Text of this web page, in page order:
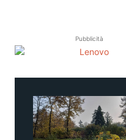
Pubblicità